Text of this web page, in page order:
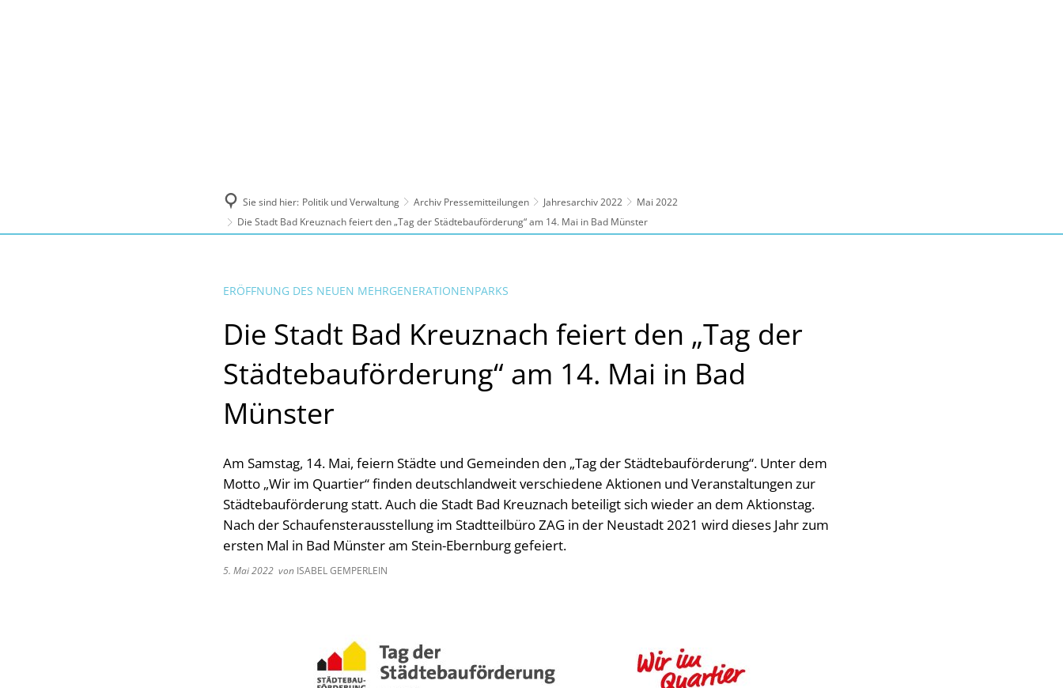
Sie sind hier: Politik und Verwaltung Archiv Pressemitteilungen Jahresarchiv 2022
Mai 2022
Die Stadt Bad Kreuznach feiert den „Tag der Städtebauförderung“ am 14. Mai in Bad Münster
ERÖFFNUNG DES NEUEN MEHRGENERATIONENPARKS
Die Stadt Bad Kreuznach feiert den „Tag der
Städtebauförderung“ am 14. Mai in Bad
Münster
Am Samstag, 14. Mai, feiern Städte und Gemeinden den „Tag der Städtebauförderung“. Unter dem
Motto „Wir im Quartier“ finden deutschlandweit verschiedene Aktionen und Veranstaltungen zur
Städtebauförderung statt. Auch die Stadt Bad Kreuznach beteiligt sich wieder an dem Aktionstag.
Nach der Schaufensterausstellung im Stadtteilbüro ZAG in der Neustadt 2021 wird dieses Jahr zum
ersten Mal in Bad Münster am Stein-Ebernburg gefeiert.
5. Mai 2022 von ISABEL GEMPERLEIN